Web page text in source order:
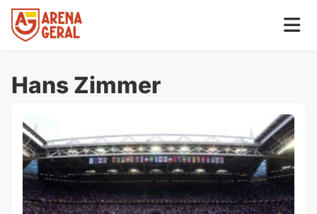
Hans Zimmer